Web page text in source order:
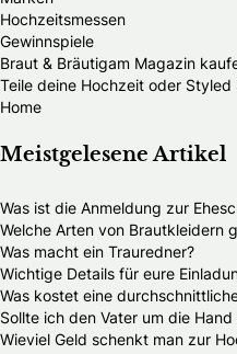
Hochzeitsmessen
Gewinnspiele
Braut & Bräutigam Magazin
Teile deine Hochzeit oder Styled
Home
Meistgelesene Artikel
Was ist die Anmeldung zur
Welche Arten von Brautkleidern
Was macht ein Trauredner?
Wichtige Details für eure
Was kostet eine
Sollte ich den Vater um die
Wieviel Geld schenkt man zur